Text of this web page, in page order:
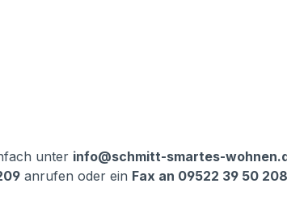
unter info@schmitt-smartes-
anrufen oder ein Fax an 09522 39 50 208